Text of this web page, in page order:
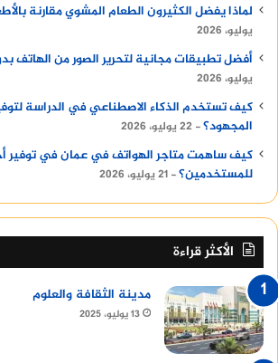
لماذا يفضل الكثيرون الطعام المشوي مقارنة
يوليو، 2026
أفضل تطبيقات مجانية لتحرير الصور من الهاتف
يوليو، 2026
كيف تستخدم الذكاء الاصطناعي في الدراسة
المجهود؟ 22 يوليو، 2026
كيف ساهمت متاجر الهواتف في عمان في توفير
للمستخدمين؟ 21 يوليو، 2026
الأكثر قراءة
مدينة الثقافة والعلوم
13 يوليو، 2025